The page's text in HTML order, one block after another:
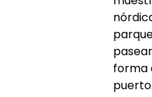
forma